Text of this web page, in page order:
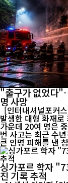
"출구가 없었다
명 사망
[인터내셔널포커
발생한 대형 화재
가운데 20여 명은
번 사고는 최근 수
큰 인명 피해를 낸
싱가포르 학자
진 기록 추적